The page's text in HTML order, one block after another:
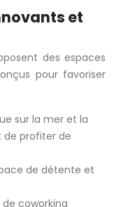
et
des espaces
pour favoriser
sur la mer et la
profiter de
de détente et
coworking